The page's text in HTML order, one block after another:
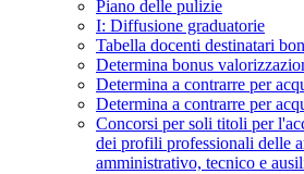
Piano delle pulizie
I: Diffusione graduatorie
Tabella docenti destinatari
Determina bonus
Determina a contrarre per
Determina a contrarre per
Concorsi per soli titoli per
dei profili professionali delle
amministrativo, tecnico e